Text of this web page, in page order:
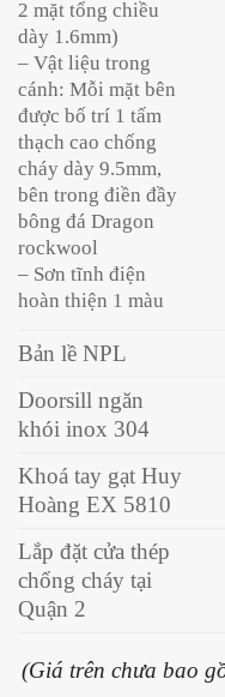
2 mặt tổng chiều
dày 1.6mm)
– Vật liệu trong
cánh: Mỗi mặt bên
được bố trí 1 tấm
thạch cao chống
cháy dày 9.5mm,
bên trong điền đầy
bông đá Dragon
rockwool
– Sơn tĩnh điện
hoàn thiện 1 màu
Bản lề NPL
Doorsill ngăn
khói inox 304
Khoá tay gạt Huy
Hoàng EX 5810
Lắp đặt cửa thép
chống cháy tại
Quận 2
(Giá trên chưa bao